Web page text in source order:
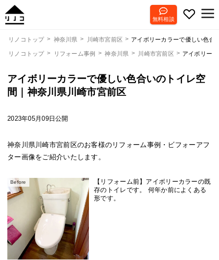
無料相談
リノコトップ 神奈川県 川崎市宮前区 アイボリーカラーで優しい色合
リノコトップ リフォーム事例 神奈川県 川崎市宮前区 アイボリー
アイボリーカラーで優しい色合いのトイレ空
間｜神奈川県川崎市宮前区
2023年05月09日公開
神奈川県川崎市宮前区のお客様のリフォーム事例・ビフォーアフ
ター画像をご紹介いたします。
Before
【リフォーム前】アイボリーカラーの既
存のトイレです。 何年か前によくある
形です。